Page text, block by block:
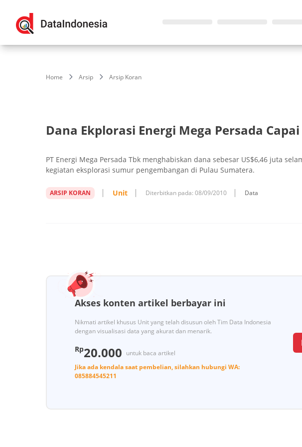
Home Arsip Arsip Koran
Dana Ekplorasi Energi Mega Persada Capai
PT Energi Mega Persada Tbk menghabiskan dana sebesar US$6,46 juta
kegiatan eksplorasi sumur pengembangan di Pulau Sumatera.
ARSIP KORAN Unit Diterbitkan pada: 08/09/2010 Data
Akses konten artikel berbayar ini
Nikmati artikel khusus Unit yang telah disusun oleh Tim Data Indonesia
dengan visualisasi data yang akurat dan menarik.
Rp20.000 untuk baca artikel
Jika ada kendala saat pembelian, silahkan hubungi WA:
085884545211